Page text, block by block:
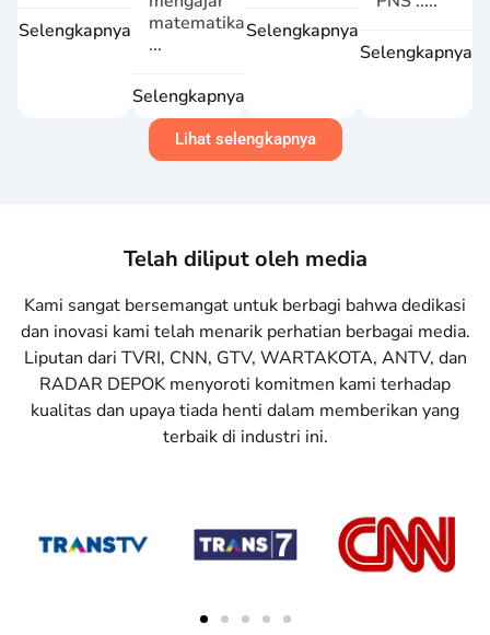
Selengkapnya
matematika
...
Selengkapnya
Selengkapnya
Selengkapnya
Lihat selengkapnya
Telah diliput oleh media
Kami sangat bersemangat untuk berbagi bahwa dedikasi
dan inovasi kami telah menarik perhatian berbagai media.
Liputan dari TVRI, CNN, GTV, WARTAKOTA, ANTV, dan
RADAR DEPOK menyoroti komitmen kami terhadap
kualitas dan upaya tiada henti dalam memberikan yang
terbaik di industri ini.